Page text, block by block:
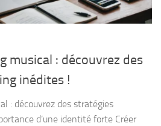
musical : découvrez des
inédites !
: découvrez des stratégies
d’une identité forte Créer